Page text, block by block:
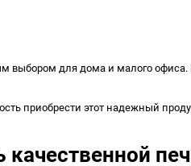
выбором для дома и малого офиса.
приобрести этот надежный
качественной